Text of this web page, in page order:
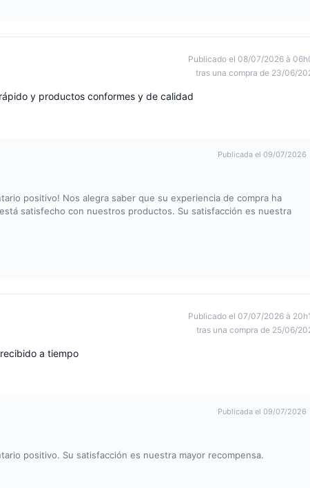
Publicado el 08/07/2026 à
tras una compra de 23/06/
y productos conformes y de calidad
Publicada el 09/07/2026
positivo! Nos alegra saber que su experiencia de compra ha
satisfecho con nuestros productos. Su satisfacción es nuestra
Publicado el 07/07/2026 à
tras una compra de 25/06/
a tiempo
Publicada el 09/07/2026
positivo. Su satisfacción es nuestra mayor recompensa.